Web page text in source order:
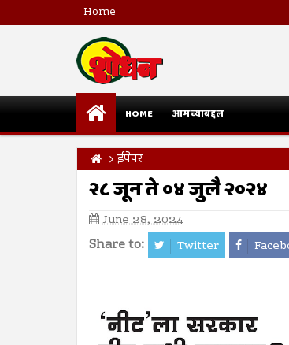
Home
HOME आमच्याबद्दल
ईपेपर
२८ जून ते ०४ जुलै २०२४
June 28, 2024
Share to: Twitter